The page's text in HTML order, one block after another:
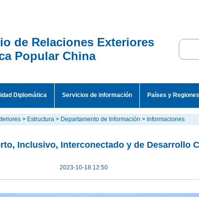
de Relaciones Exteriores
Popular China
Diplomática Servicios de información Países y Regiones
> Estructura > Departamento de Información > Informaciones
Inclusivo, Interconectado y de Desarrollo
2023-10-18 12:50